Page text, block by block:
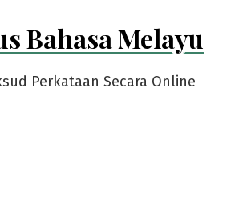
Bahasa Melayu
Perkataan Secara Online